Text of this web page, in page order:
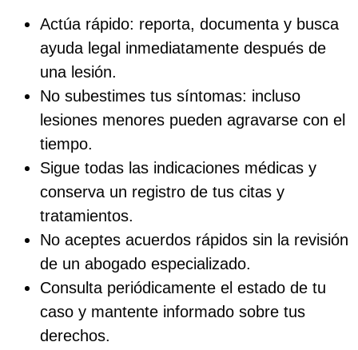
Actúa rápido: reporta, documenta y busca
ayuda legal inmediatamente después de
una lesión.
No subestimes tus síntomas: incluso
lesiones menores pueden agravarse con el
tiempo.
Sigue todas las indicaciones médicas y
conserva un registro de tus citas y
tratamientos.
No aceptes acuerdos rápidos sin la revisión
de un abogado especializado.
Consulta periódicamente el estado de tu
caso y mantente informado sobre tus
derechos.